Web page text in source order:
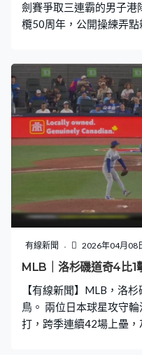
劍賽爭取三連霸的男子港
欖50周年，公開操練弄點
陣容。斐濟打的世界系
周五在啟德主場館揭開
支最佳次名晉身八強，爭
南非、澳洲、新西蘭、
分鐘一節、打4節的友誼
38比69，下周一跟西班
有線新聞 2026年04月08
MLB｜洛杉磯道奇4比1
【有線新聞】MLB，洛
鳥。 兩位日本球星攻守
打，跨季連續42場上壘